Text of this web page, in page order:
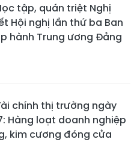
tập, quán triệt Nghị
Hội nghị lần thứ ba Ban
hành Trung ương Đảng
chính thị trường ngày
Hàng loạt doanh nghiệp
kim cương đóng cửa